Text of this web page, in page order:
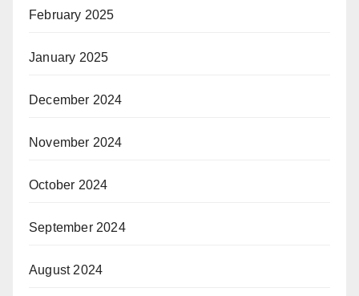
February 2025
January 2025
December 2024
November 2024
October 2024
September 2024
August 2024